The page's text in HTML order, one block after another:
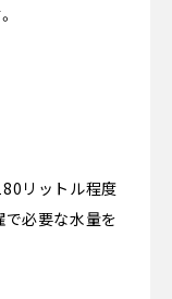
リットル程度
で必要な水量を